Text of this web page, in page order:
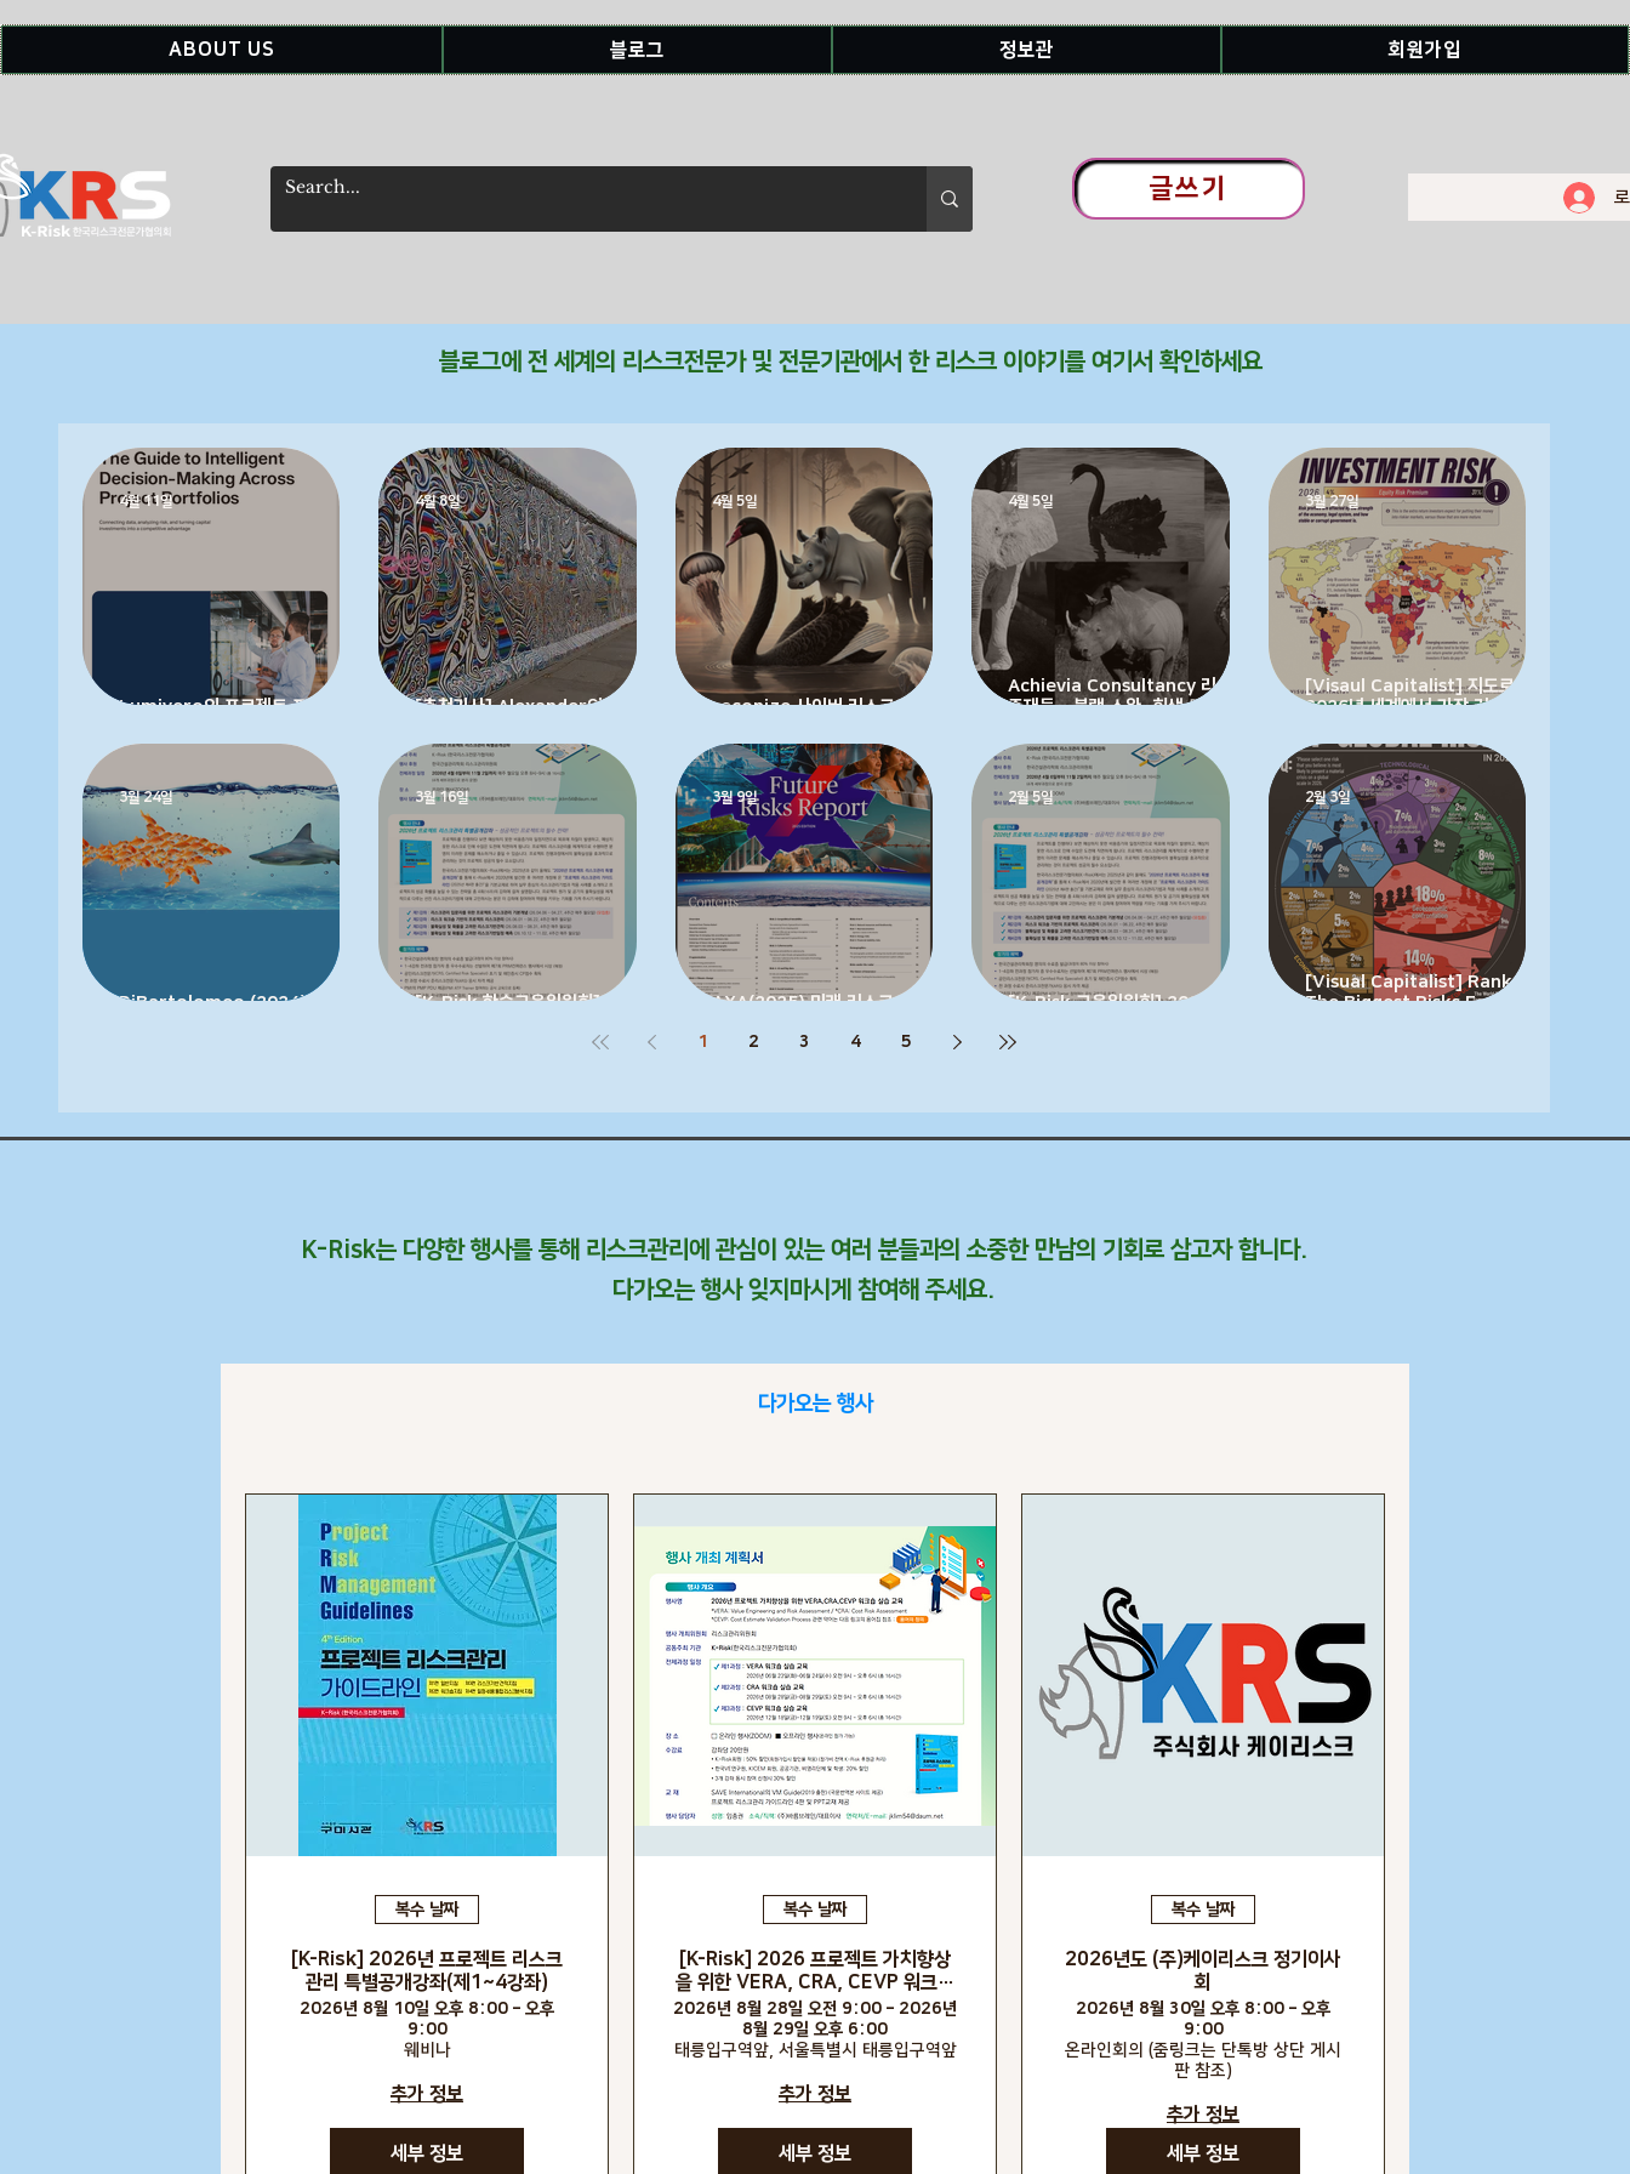
ABOUT US 블로그 정보관 회원가입
글쓰기
​블로그에 전 세계의 리스크전문가 및 전문기관에서 한 리스크 이야기를 여기서 확인하세요
Lumivero의 프로젝트 포트폴리오
4월 11일
[추천기사] Alexander의 효과적인
4월 8일
seconize 사이버 리스크의 동물원
4월 5일
Achievia Consultancy 리스키한
존재들 - 블랙 스완, 회색 코뿔소, 흰
이 무엇인지 아시나요?
4월 5일
[Visaul Capitalist] 지도로 보는
2026년 세계에서 가장 리스크가 큰
3월 27일
DiBartolomeo (2024) 프로젝트
3월 24일
[K-Risk 학술교육위원회] 2026년
3월 16일
AXA(2025) 미래 리스크 보고서
3월 9일
[K-Risk 교육위원회] 2026 프로젝
2월 5일
[Visual Capitalist] Ranked:
The Biggest Risks Facing the
2월 3일
1 2 3 4 5
K-Risk는 다양한 행사를 통해 리스크관리에 관심이 있는 여러 분들과의 소중한 만남의 기회로 삼고자 합니다.​
​다가오는 행사 잊지마시게 참여해 주세요.
다가오는 행사
복수 날짜
[K-Risk] 2026년 프로젝트 리스크
관리 특별공개강좌(제1~4강좌)
2026년 8월 10일 오후 8:00 – 오후
9:00
웨비나
추가 정보
세부 정보
복수 날짜
[K-Risk] 2026 프로젝트 가치향상
을 위한 VERA, CRA, CEVP 워크숍
실습 교육
2026년 8월 28일 오전 9:00 – 2026년
8월 29일 오후 6:00
태릉입구역앞, 서울특별시 태릉입구역앞
추가 정보
세부 정보
복수 날짜
2026년도 (주)케이리스크 정기이사
회
2026년 8월 30일 오후 8:00 – 오후
9:00
온라인회의 (줌링크는 단톡방 상단 게시
판 참조)
추가 정보
세부 정보